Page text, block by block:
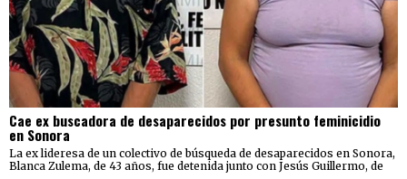
Cae ex buscadora de desaparecidos por presunto feminicidio
en Sonora
La ex lideresa de un colectivo de búsqueda de desaparecidos en Sonora,
Blanca Zulema, de 43 años, fue detenida junto con Jesús Guillermo, de